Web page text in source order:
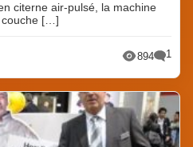
citerne air-pulsé, la machine
couche […]
894 1